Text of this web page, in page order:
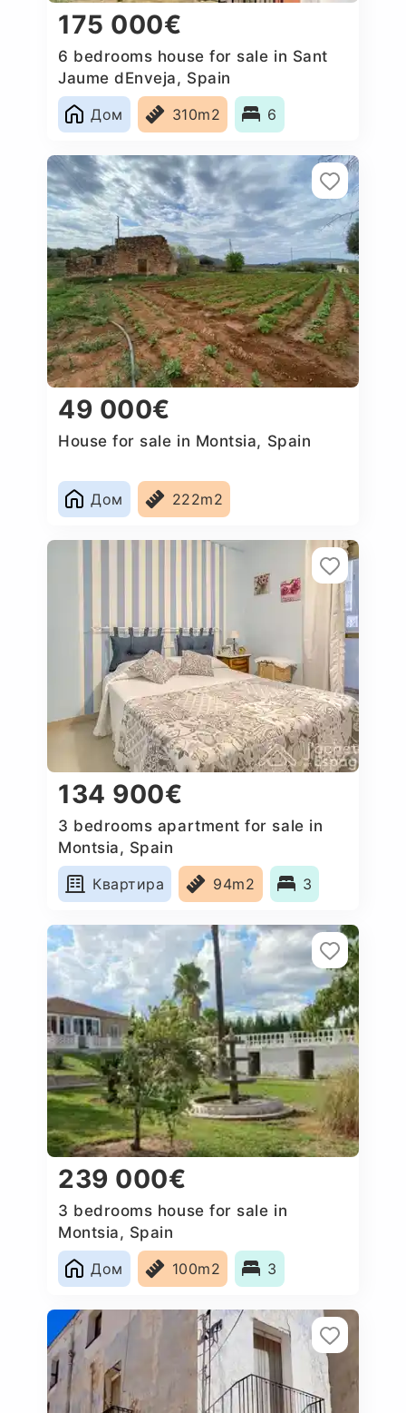
175 000€
6 bedrooms house for sale in Sant
Jaume dEnveja, Spain
Дом
310m2 6
49 000€
House for sale in Montsia, Spain
Дом 222m2
134 900€
3 bedrooms apartment for sale in
Montsia, Spain
Квартира
94m2 3
239 000€
3 bedrooms house for sale in
Montsia, Spain
Дом
100m2 3